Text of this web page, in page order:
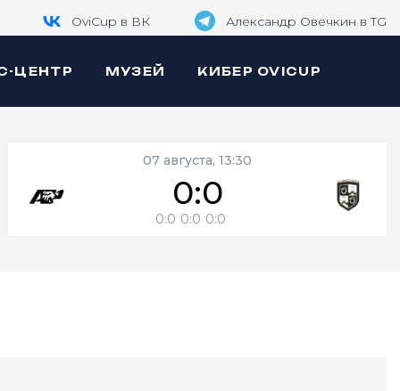
OviCup в ВК Александр Овечкин в TG
ЦЕНТР МУЗЕЙ КИБЕР OVICUP
07 августа, 13:30
0:0
0:0 0:0 0:0